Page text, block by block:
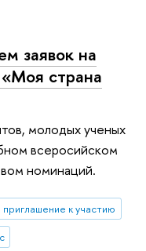
заявок на
страна
молодых ученых
всеросийском
номинаций.
приглашение к участию